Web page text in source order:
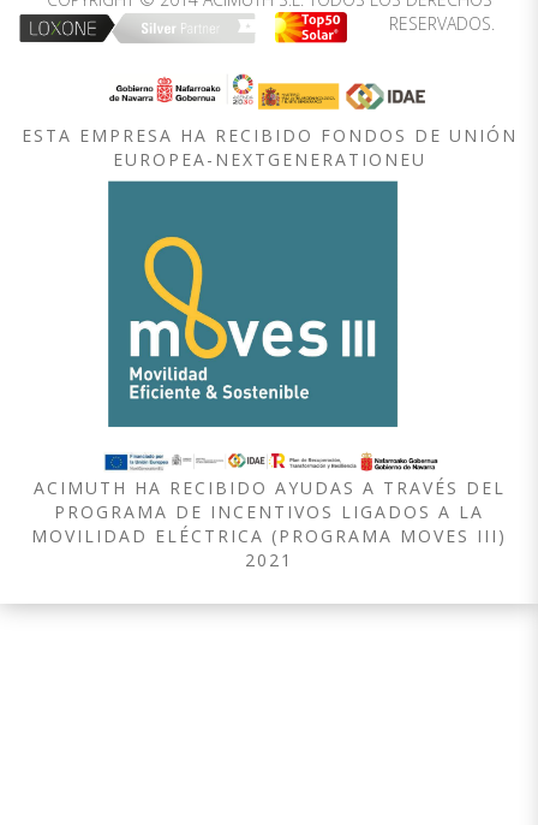
RESERVADOS.
ESTA EMPRESA HA RECIBIDO FONDOS DE UNIÓN
EUROPEA-NEXTGENERATIONEU
ACIMUTH HA RECIBIDO AYUDAS A TRAVÉS DEL
PROGRAMA DE INCENTIVOS LIGADOS A LA
MOVILIDAD ELÉCTRICA (PROGRAMA MOVES III)
2021